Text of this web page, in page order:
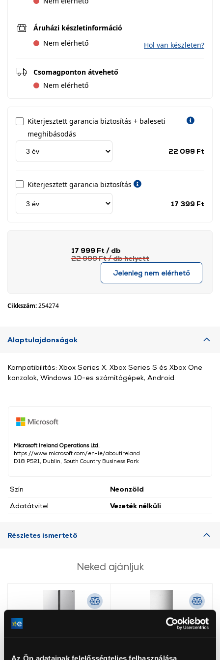
Az Ön adatainak felelősségteljes felhasználása
Áruházi készletinformáció
Nem elérhető
Hol van készleten?
Csomagponton átvehető
Nem elérhető
Kiterjesztett garancia biztosítás + baleseti
meghibásodás
22 099 Ft
Kiterjesztett garancia biztosítás
17 399 Ft
17 999 Ft / db
22 999 Ft/ dbhelyett
Jelenleg nem elérhető
Cikkszám:254274
Alaptulajdonságok
Microsoft Ireland Operations Ltd.
https://www.microsoft.com/en-ie/aboutireland
D18 P521, Dublin, South Country Business Park
Szín
Neonzöld
Adatátvitel
Vezeték nélküli
Kompatibilitás: Xbox Series X, Xbox Series S és Xbox One
konzolok, Windows 10-es számítógépek, Android.
Részletes ismertető
Neked ajánljuk